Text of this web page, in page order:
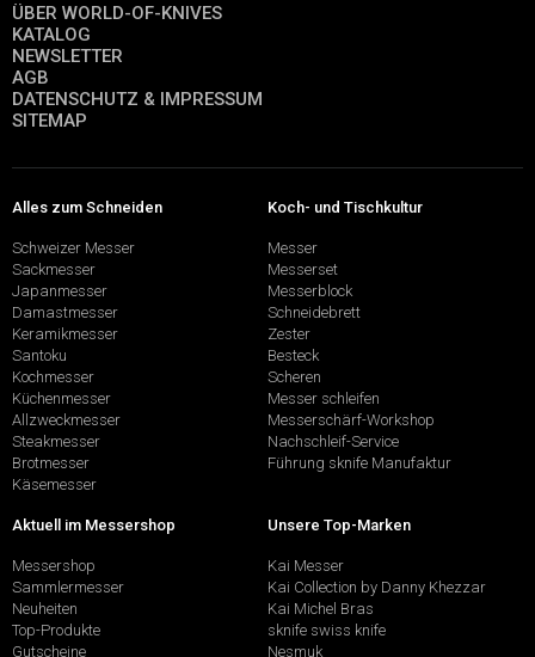
ÜBER WORLD-OF-KNIVES
KATALOG
NEWSLETTER
AGB
DATENSCHUTZ & IMPRESSUM
SITEMAP
Alles zum Schneiden
Schweizer Messer
Sackmesser
Japanmesser
Damastmesser
Keramikmesser
Santoku
Kochmesser
Küchenmesser
Allzweckmesser
Steakmesser
Brotmesser
Käsemesser
Koch- und Tischkultur
Messer
Messerset
Messerblock
Schneidebrett
Zester
Besteck
Scheren
Messer schleifen
Messerschärf-Workshop
Nachschleif-Service
Führung sknife Manufaktur
Aktuell im Messershop
Messershop
Sammlermesser
Neuheiten
Top-Produkte
Gutscheine
Unsere Top-Marken
Kai Messer
Kai Collection by Danny Khezzar
Kai Michel Bras
sknife swiss knife
Nesmuk